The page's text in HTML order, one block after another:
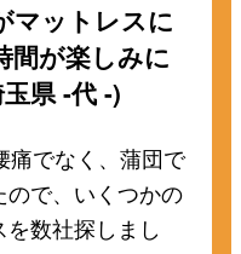
マットレスに
間が楽しみに
県 -代 -)
痛でなく、蒲団で
で、いくつかの
数社探しまし